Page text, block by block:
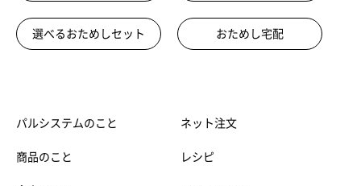
選べるおためしセット おためし宅配
パルシステムのこと
商品のこと
ネット注文
レシピ